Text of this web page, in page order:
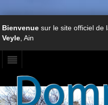
Bienvenuesur le site officiel de
Veyle , Ain